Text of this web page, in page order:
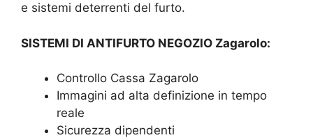
e sistemi deterrenti del furto.
SISTEMI DI ANTIFURTO NEGOZIO Zagarolo:
Controllo Cassa Zagarolo
Immagini ad alta definizione in tempo
reale
Sicurezza dipendenti